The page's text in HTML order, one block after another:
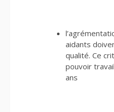
aidants
qualité. Ce
pouvoir
ans